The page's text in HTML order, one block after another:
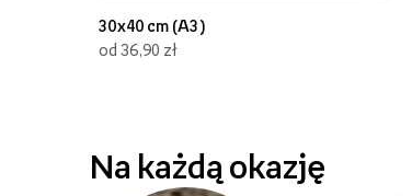
30x40 cm (A3)
od 36,90 zł
Na każdą okazję